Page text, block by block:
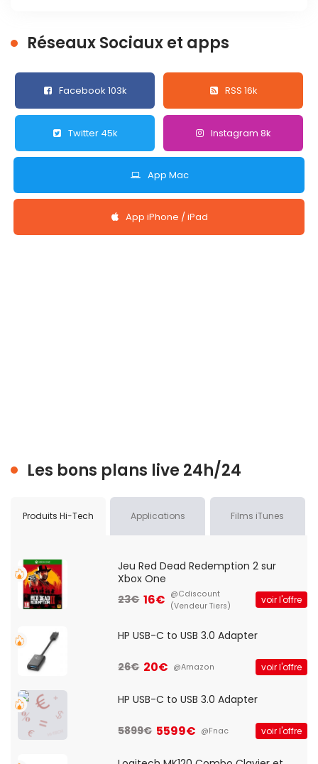
Réseaux Sociaux et apps
Facebook 103k RSS 16k
Twitter 45k Instagram 8k
App Mac
App iPhone / iPad
Les bons plans live 24h/24
Produits Hi-Tech Applications Films iTunes
Jeu Red Dead Redemption 2 sur
Xbox One
23€ 16€ @Cdiscount
(Vendeur Tiers)
voir l'offre
HP USB-C to USB 3.0 Adapter
26€ 20€ @Amazon voir l'offre
HP USB-C to USB 3.0 Adapter
5899€ 5599€ @Fnac voir l'offre